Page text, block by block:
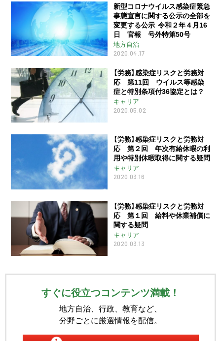
新型コロナウイルス感染症緊急
事態宣言に関する公示の全部を
変更する公示 令和２年４月16
日 官報 号外特第50号
地方自治
2020.04.17
【労務】感染症リスクと労務対
応 第11回 ウイルス等感染
症と特別条項付36協定とは？
キャリア
2020.05.02
【労務】感染症リスクと労務対
応 第２回 年次有給休暇の利
用や特別休暇取得に関する疑問
キャリア
2020.03.16
【労務】感染症リスクと労務対
応 第１回 給料や休業補償に
関する疑問
キャリア
2020.03.13
すぐに役立つコンテンツ満載！
地方自治、行政、教育など、
分野ごとに厳選情報を配信。